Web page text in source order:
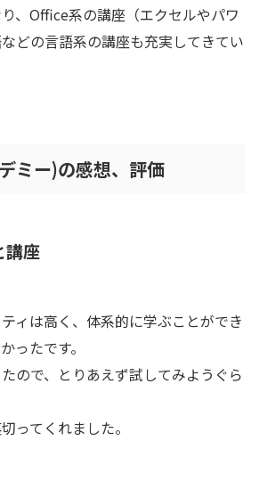
、Office系の講座（エクセルやパワ
どの言語系の講座も充実してきてい
ミー)の感想、評価
講座
ィは高く、 体系的に学ぶことができ
ったです。
ので、とりあえず試してみようぐら
ってくれました。